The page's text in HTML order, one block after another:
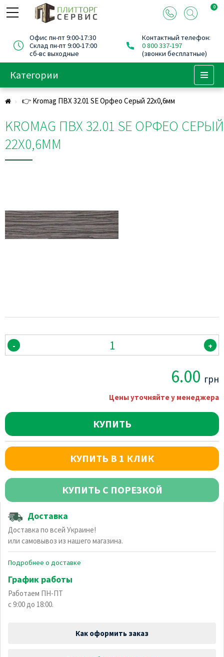
0
Офис пн-пт 9:00-17:30
Склад пн-пт 9:00-17:00
сб-вс выходные
Контактный телефон:
0 800 337-197
(звонки бесплатные)
Категории
👉 Kromag ПВХ 32.01 SЕ Орфео Cерый 22х0,6мм
KROMAG ПВХ 32.01 SЕ ОРФЕО CЕРЫЙ
22Х0,6ММ
- +
6.00 грн
Цены уточняйте у менеджера
КУПИТЬ
КУПИТЬ В 1 КЛИК
КУПИТЬ С ПОРЕЗКОЙ
Доставка
Доставка по всей Украине!
или самовывоз из нашего магазина.
Подробнее о доставке
График работы
Работаем ПН-ПТ
с 9:00 до 18:00.
Как оформить заказ